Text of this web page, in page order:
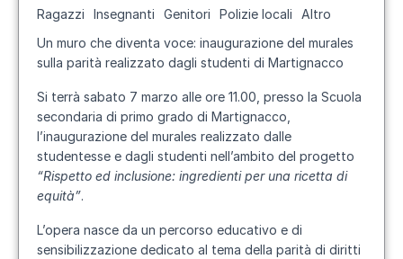
Ragazzi
Insegnanti Genitori Polizie locali
Altro
Un muro che diventa voce: inaugurazione del murales
sulla parità realizzato dagli studenti di Martignacco
Si terrà sabato 7 marzo alle ore 11.00, presso la Scuola
secondaria di primo grado di Martignacco,
l’inaugurazione del murales realizzato dalle
studentesse e dagli studenti nell’ambito del progetto
“Rispetto ed inclusione: ingredienti per una ricetta di
equità”.
L’opera nasce da un percorso educativo e di
sensibilizzazione dedicato al tema della parità di diritti